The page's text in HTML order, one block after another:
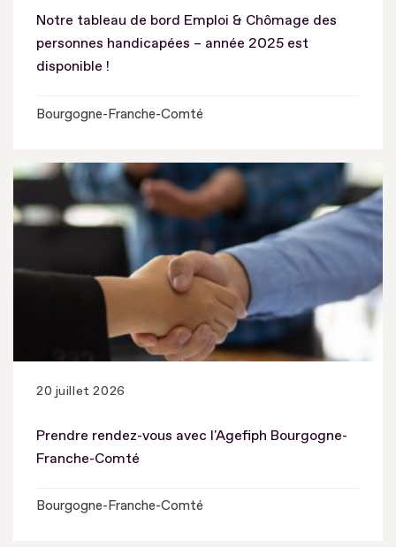
Notre tableau de bord Emploi & Chômage des
personnes handicapées – année 2025 est
disponible !
Bourgogne-Franche-Comté
20 juillet 2026
Prendre rendez-vous avec l'Agefiph Bourgogne-
Franche-Comté
Bourgogne-Franche-Comté